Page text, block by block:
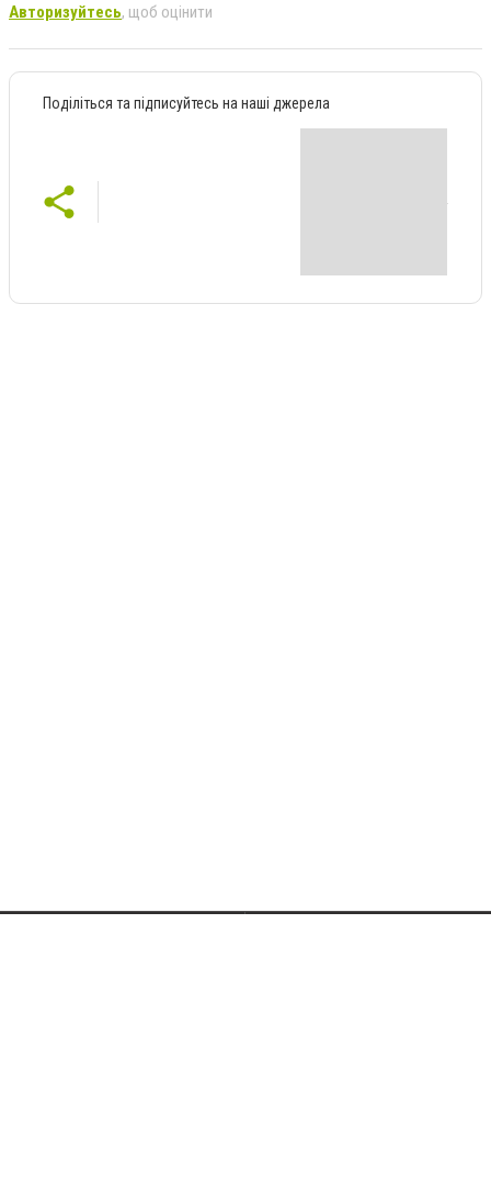
Авторизуйтесь, щоб оцінити
Поділіться та підписуйтесь на наші джерела